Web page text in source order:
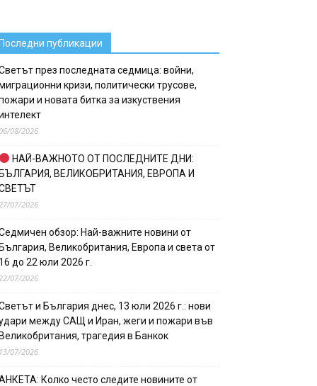
публикации
през последната седмица: войни,
кризи, политически трусове,
и новата битка за изкуствения
08/2026
НАЙ-ВАЖНОТО ОТ ПОСЛЕДНИТЕ ДНИ:
ВЕЛИКОБРИТАНИЯ, ЕВРОПА И
07/2026
обзор: Най-важните новини от
Великобритания, Европа и света от
до 22 юли 2026 г.
07/2026
и България днес, 13 юли 2026 г.: нови
между САЩ и Иран, жеги и пожари във
трагедия в Банкок
07/2026
Колко често следите новините от